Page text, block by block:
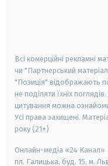
Всі комерційні рекламні
чи "Партнерський
"Позиція" відображають
не поділяти їхніх
цитування можна
Усі права захищені.
року (21+)
Онлайн-медіа «24 Канал»
пл. Галицька, буд. 15, м.